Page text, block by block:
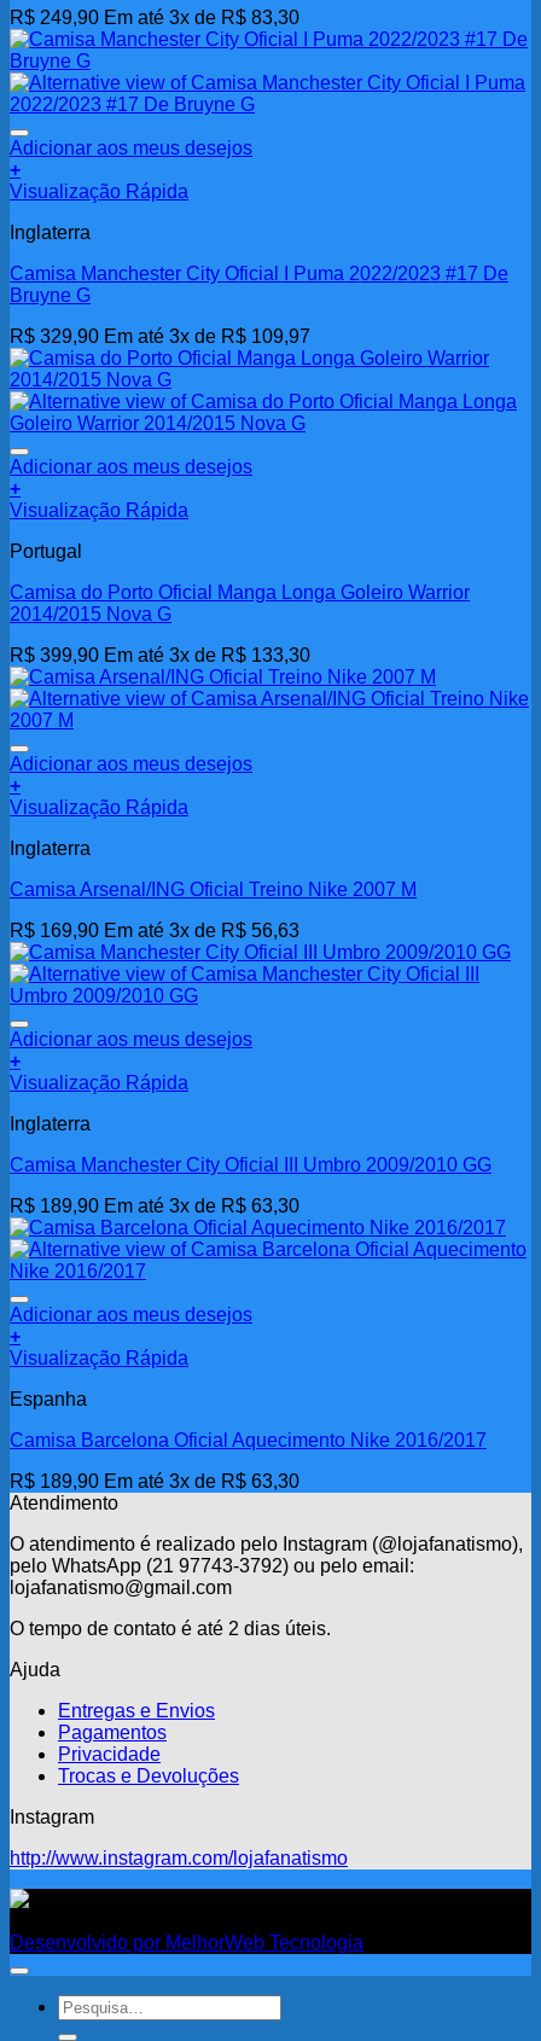
R$ 249,90 Em até 3x de R$ 83,30
Adicionar aos meus desejos
+
Visualização Rápida
Inglaterra
Camisa Manchester City Oficial I Puma 2022/2023 #17 De
Bruyne G
R$ 329,90 Em até 3x de R$ 109,97
Adicionar aos meus desejos
+
Visualização Rápida
Portugal
Camisa do Porto Oficial Manga Longa Goleiro Warrior
2014/2015 Nova G
R$ 399,90 Em até 3x de R$ 133,30
Adicionar aos meus desejos
+
Visualização Rápida
Inglaterra
Camisa Arsenal/ING Oficial Treino Nike 2007 M
R$ 169,90 Em até 3x de R$ 56,63
Adicionar aos meus desejos
+
Visualização Rápida
Inglaterra
Camisa Manchester City Oficial III Umbro 2009/2010 GG
R$ 189,90 Em até 3x de R$ 63,30
Adicionar aos meus desejos
+
Visualização Rápida
Espanha
Camisa Barcelona Oficial Aquecimento Nike 2016/2017
R$ 189,90 Em até 3x de R$ 63,30
Atendimento
O atendimento é realizado pelo Instagram (@lojafanatismo),
pelo WhatsApp (21 97743-3792) ou pelo email:
lojafanatismo@gmail.com
O tempo de contato é até 2 dias úteis.
Ajuda
Entregas e Envios
Pagamentos
Privacidade
Trocas e Devoluções
Instagram
http://www.instagram.com/lojafanatismo
Desenvolvido por MelhorWeb Tecnologia
Pesquisar
por: